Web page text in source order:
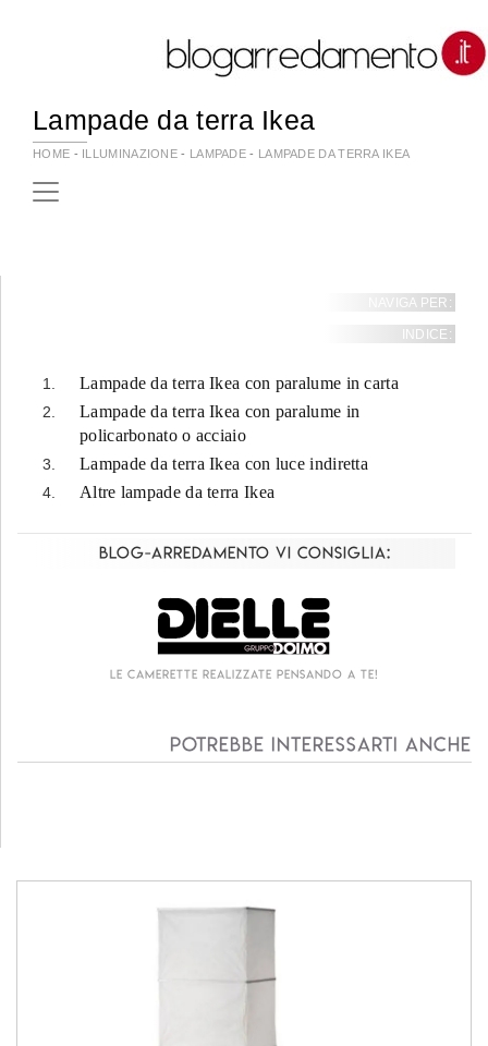
Lampade da terra Ikea
HOME - ILLUMINAZIONE - LAMPADE - LAMPADE DA TERRA IKEA
NAVIGA PER:
INDICE:
Lampade da terra Ikea con paralume in carta
Lampade da terra Ikea con paralume in
policarbonato o acciaio
Lampade da terra Ikea con luce indiretta
Altre lampade da terra Ikea
Blog-Arredamento vi consiglia:
Le camerette realizzate pensando a te!
Potrebbe interessarti anche